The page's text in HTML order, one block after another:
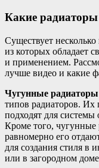
Какие
Существует
из которых обладает
и применением.
лучше видео и какие
Чугунные радиаторы
типов радиаторов. Их
подходят для
Кроме того, чугунные
равномерно его
для создания стиля в
или в загородном